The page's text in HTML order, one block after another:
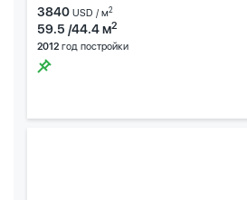
3840 USD / м2
59.5 /44.4 м2
2012 год постройки